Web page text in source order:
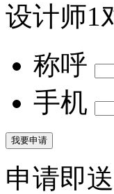
设计师1
称呼
手机
申请即送